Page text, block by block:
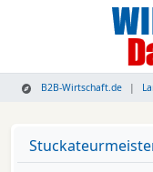
B2B-Wirtschaft.de